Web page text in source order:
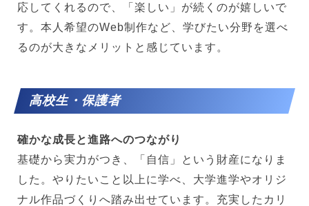
応してくれるので、「楽しい」が続くのが嬉しいで
す。本人希望のWeb制作など、学びたい分野を選べ
るのが大きなメリットと感じています。
高校生・保護者
確かな成長と進路へのつながり
基礎から実力がつき、「自信」という財産になりま
した。やりたいこと以上に学べ、大学進学やオリジ
ナル作品づくりへ踏み出せています。充実したカリ